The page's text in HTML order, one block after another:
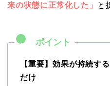
来の状態に正常化した」
と
【重要】効果が持続す
だけ